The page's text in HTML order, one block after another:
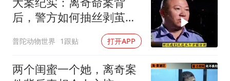
后，警方如何抽丝剥茧擒
普陀动物世界 1跟贴 打开APP
两个闺蜜一个她，离奇案